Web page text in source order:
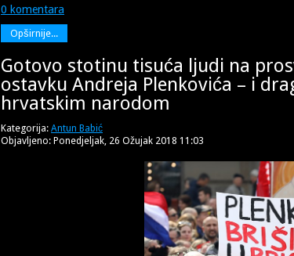
0 komentara
Opširnije...
Gotovo stotinu tisuća ljudi na
ostavku Andreja Plenkovića – i
hrvatskim narodom
Kategorija: Antun Babić
Objavljeno: Ponedjeljak, 26 Ožujak 2018 11:03